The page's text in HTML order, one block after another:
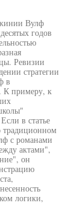
Вулф
годов
Ревизии
стратегии
в
К примеру, к
в статье
традиционном
с романами
актами",
он
логики,